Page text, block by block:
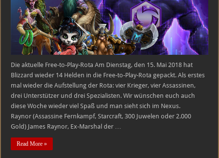
–
15.05.2018
–
21.05.2018
Die aktuelle Free-to-Play-Rota Am Dienstag, den 15. Mai 2018 hat
Blizzard wieder 14 Helden in die Free-to-Play-Rota gepackt. Als erstes
mal wieder die Aufstellung der Rota: vier Krieger, vier Assassinen,
drei Unterstützer und drei Spezialisten. Wir wünschen euch auch
diese Woche wieder viel Spaß und man sieht sich im Nexus.
Raynor (Assassine Fernkampf, Starcraft, 300 Juwelen oder 2.000
Gold) James Raynor, Ex-Marshal der …
Read More »